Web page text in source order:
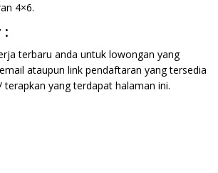
4×6.
:
terbaru anda untuk lowongan yang
ataupun link pendaftaran yang tersedia
yang terdapat halaman ini.